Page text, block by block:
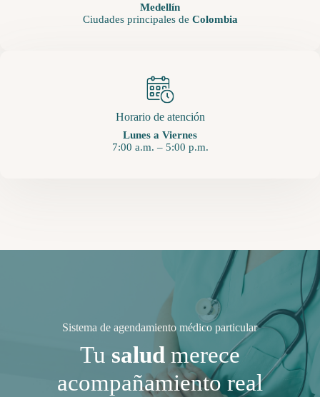
Medellín
Ciudades principales de Colombia
Horario de atención
Lunes a Viernes
7:00 a.m. – 5:00 p.m.
Sistema de agendamiento médico particular
Tu salud merece
acompañamiento real